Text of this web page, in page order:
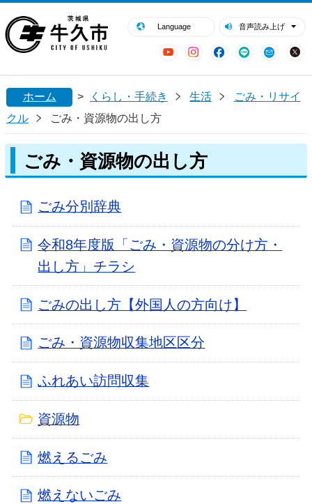
Language 音声読み上げ
YouTubeInstagram
Facebook
LINE Mail
閉じる
ホーム > くらし・手続き 生活
ごみ・リサイ
クル
ごみ・資源物の出し方
ごみ・資源物の出し方
ごみ分別辞典
令和8年度版「ごみ・資源物の分け方・
出し方」チラシ
ごみの出し方【外国人の方向け】
ごみ・資源物収集地区区分
ふれあい訪問収集
資源物
燃えるごみ
燃えないごみ